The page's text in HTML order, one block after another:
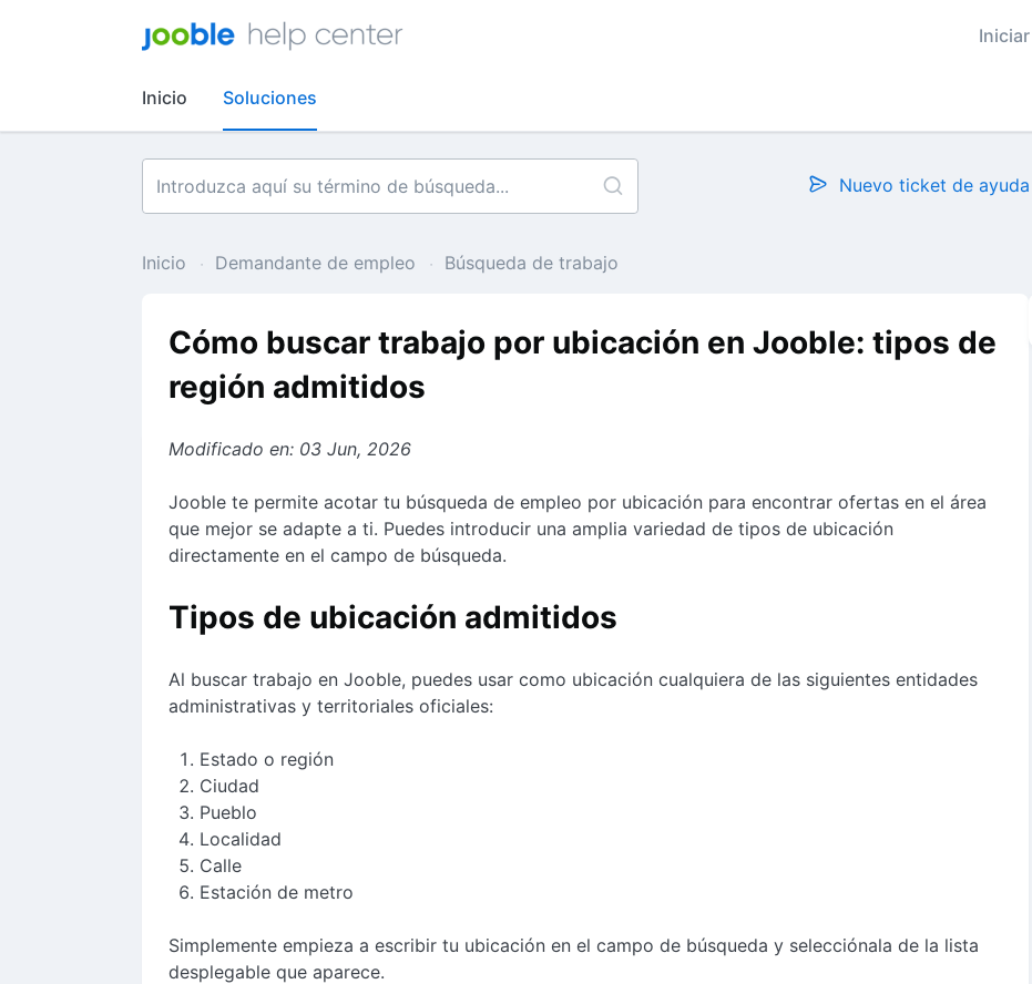
Inicio Soluciones
Nuevo ticket de ayuda
Inicio Demandante de empleo Búsqueda de trabajo
Cómo buscar trabajo por ubicación en Jooble: tipos de
región admitidos
Modificado en: 03 Jun, 2026
Jooble te permite acotar tu búsqueda de empleo por ubicación para encontrar ofertas en el área
que mejor se adapte a ti. Puedes introducir una amplia variedad de tipos de ubicación
directamente en el campo de búsqueda.
Tipos de ubicación admitidos
Al buscar trabajo en Jooble, puedes usar como ubicación cualquiera de las siguientes entidades
administrativas y territoriales oficiales:
Estado o región
Ciudad
Pueblo
Localidad
Calle
Estación de metro
Simplemente empieza a escribir tu ubicación en el campo de búsqueda y selecciónala de la lista
desplegable que aparece.